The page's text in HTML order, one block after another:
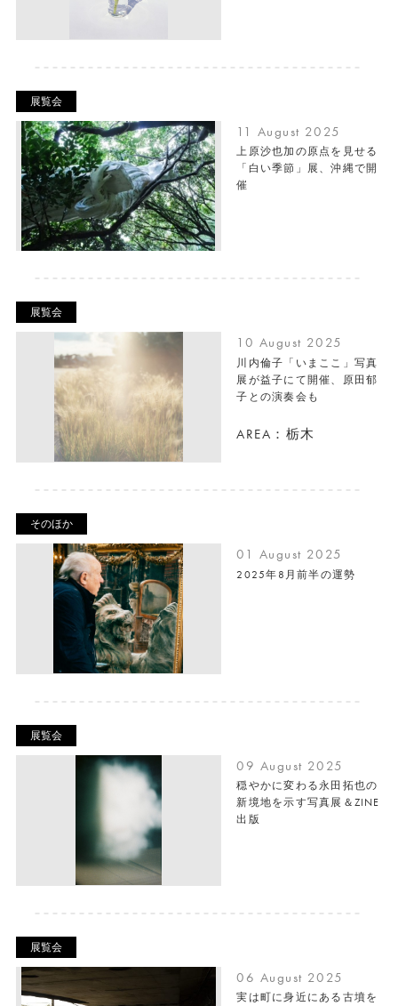
展覧会
11 August 2025
上原沙也加の原点を見せる
「白い季節」展、沖縄で開
催
展覧会
10 August 2025
川内倫子「いまここ」写真
展が益子にて開催、原田郁
子との演奏会も
AREA：栃木
そのほか
01 August 2025
2025年8月前半の運勢
展覧会
09 August 2025
穏やかに変わる永田拓也の
新境地を示す写真展＆ZINE
出版
展覧会
06 August 2025
実は町に身近にある古墳を